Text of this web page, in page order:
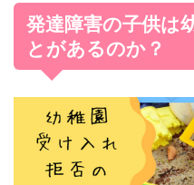
発達障害の子供は
とがあるのか？